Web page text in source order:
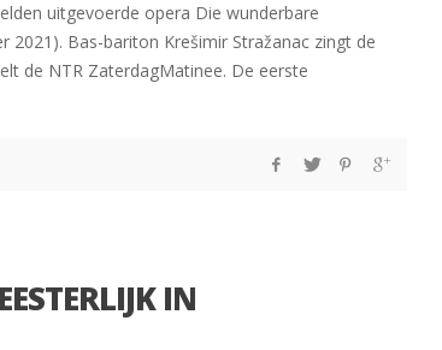
uitgevoerde opera Die wunderbare
2021). Bas-bariton Krešimir Stražanac zingt de
de NTR ZaterdagMatinee. De eerste
IN